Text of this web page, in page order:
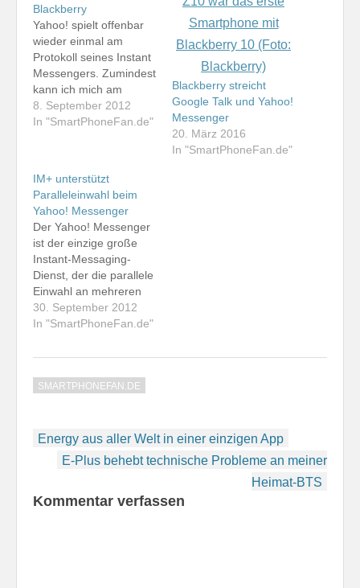
Blackberry
Yahoo! spielt offenbar
wieder einmal am
Protokoll seines Instant
Messengers. Zumindest
kann ich mich am
Blackberry weder mit
IM+ Pro, noch mit
Android-Geräten klappt
es. Der
Pressesprecherin des
IM+ Anbieters Shape
Services war das
Problem bereits
bekannt. Es sollte…
8. September 2012
In "SmartPhoneFan.de"
Blackberry streicht
Google Talk und Yahoo!
Messenger
20. März 2016
In "SmartPhoneFan.de"
IM+ unterstützt
Paralleleinwahl beim
Yahoo! Messenger
Der Yahoo! Messenger
ist der einzige große
Instant-Messaging-
Dienst, der die parallele
Einwahl an mehreren
Endgeräten bislang
nicht unterstützt. Wie
weniger zufällig
kann ich mich immerhin
Endgeräten IM+
parallel am Blackberry
iPhone…
30. September 2012
In "SmartPhoneFan.de"
SMARTPHONEFAN.DE
Beitragsnavigation
Energy aus aller Welt in einer einzigen App
E-Plus behebt technische Probleme an meiner
Heimat-BTS
Kommentar verfassen